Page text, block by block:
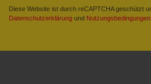
Diese Website ist durch reCAPTCHA geschützt
Datenschutzerklärung und Nutzungsbedingungen